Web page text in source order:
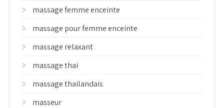
massage femme enceinte
massage pour femme enceinte
massage relaxant
massage thai
massage thailandais
masseur